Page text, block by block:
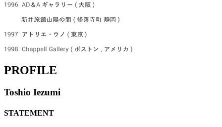
PROFILE
Toshio Iezumi
STATEMENT